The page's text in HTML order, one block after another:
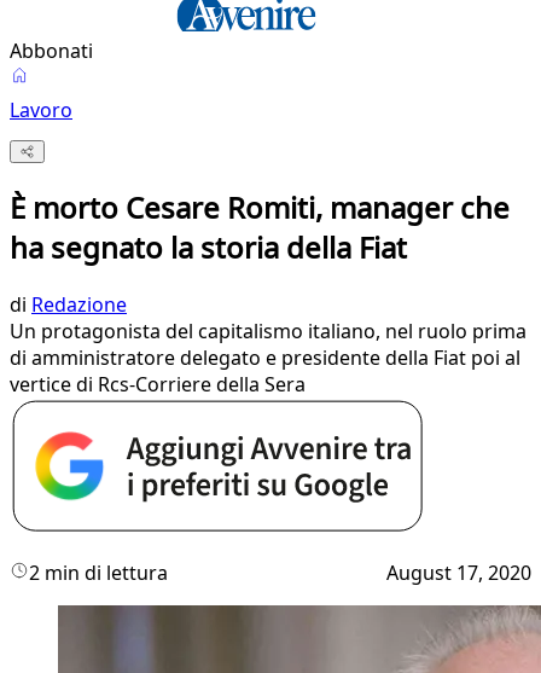
Abbonati
Lavoro
È morto Cesare Romiti, manager che
ha segnato la storia della Fiat
di Redazione
Un protagonista del capitalismo italiano, nel ruolo prima
di amministratore delegato e presidente della Fiat poi al
vertice di Rcs-Corriere della Sera
2 min di lettura August 17, 2020